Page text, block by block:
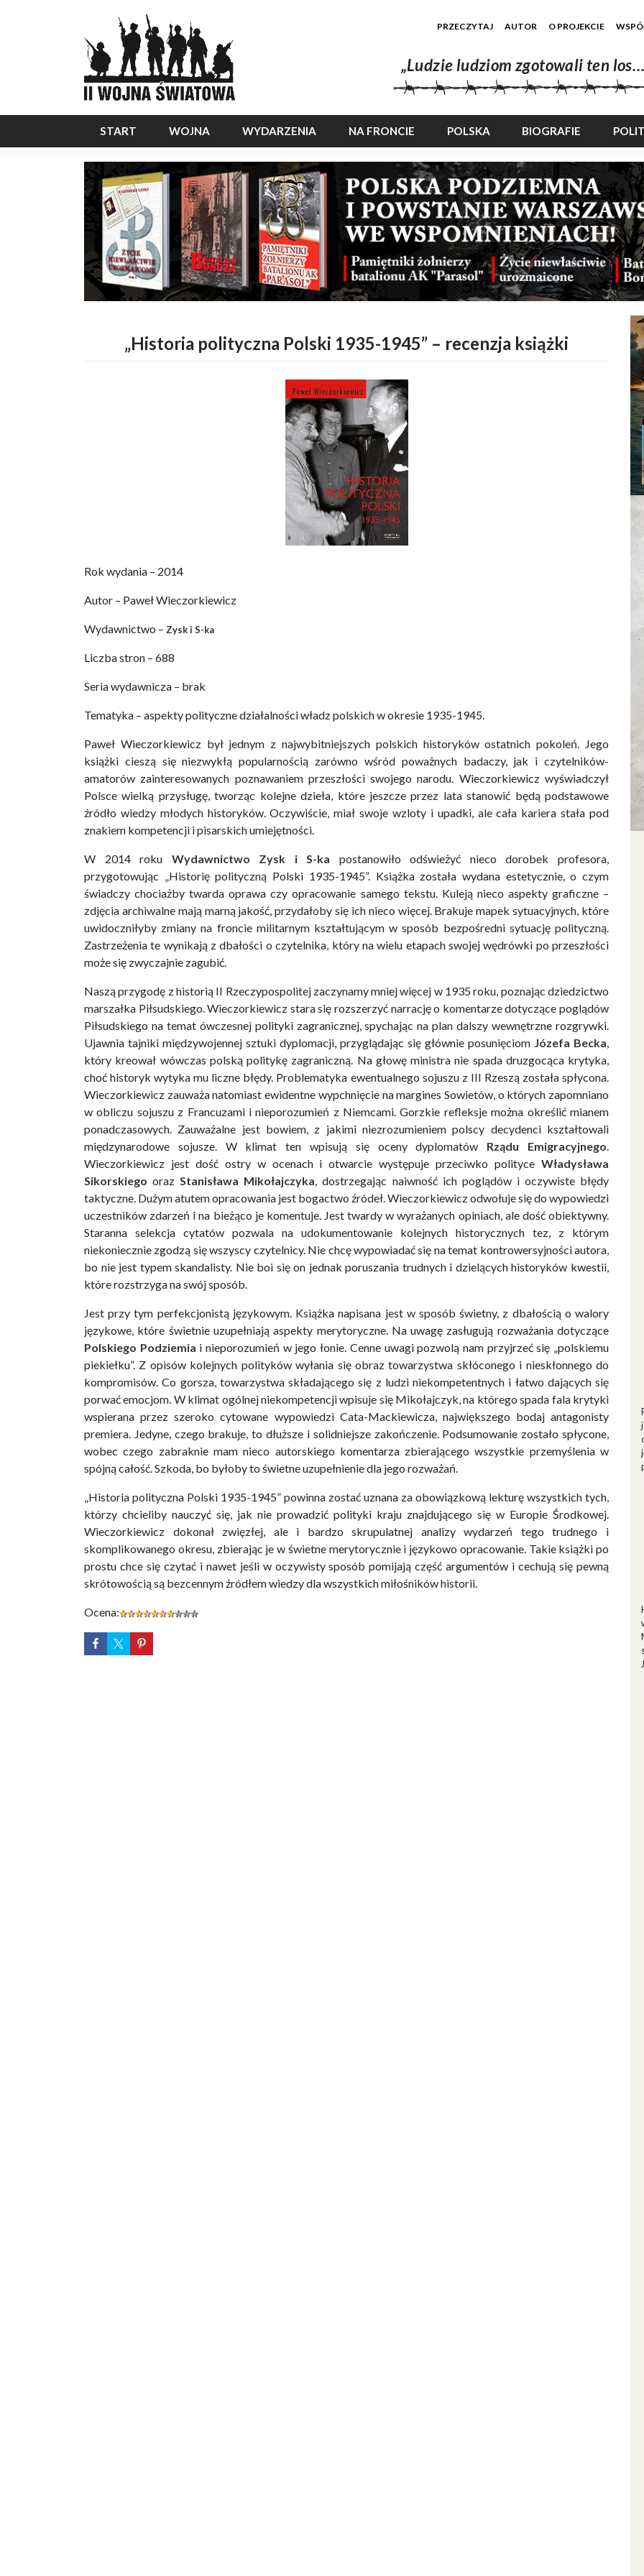
PRZECZYTAJ AUTOR O PROJEKCIE
„Ludzie ludziom zgotowali ten
START WOJNA WYDARZENIA NA FRONCIE POLSKA BIOGRAFIE
„Historia polityczna Polski 1935-1945” – recenzja książki
Rok wydania – 2014
Autor – Paweł Wieczorkiewicz
Wydawnictwo – Zysk i S-ka
Liczba stron – 688
Seria wydawnicza – brak
Tematyka – aspekty polityczne działalności władz polskich w okresie 1935-1945.
Paweł Wieczorkiewicz był jednym z najwybitniejszych polskich historyków ostatnich pokoleń. Jego
książki cieszą się niezwykłą popularnością zarówno wśród poważnych badaczy, jak i czytelników-
amatorów zainteresowanych poznawaniem przeszłości swojego narodu. Wieczorkiewicz wyświadczył
Polsce wielką przysługę, tworząc kolejne dzieła, które jeszcze przez lata stanowić będą podstawowe
źródło wiedzy młodych historyków. Oczywiście, miał swoje wzloty i upadki, ale cała kariera stała pod
znakiem kompetencji i pisarskich umiejętności.
W 2014 roku Wydawnictwo Zysk i S-ka postanowiło odświeżyć nieco dorobek profesora,
przygotowując „Historię polityczną Polski 1935-1945”. Książka została wydana estetycznie, o czym
świadczy chociażby twarda oprawa czy opracowanie samego tekstu. Kuleją nieco aspekty graficzne –
zdjęcia archiwalne mają marną jakość, przydałoby się ich nieco więcej. Brakuje mapek sytuacyjnych, które
uwidoczniłyby zmiany na froncie militarnym kształtującym w sposób bezpośredni sytuację polityczną.
Zastrzeżenia te wynikają z dbałości o czytelnika, który na wielu etapach swojej wędrówki po przeszłości
może się zwyczajnie zagubić.
Naszą przygodę z historią II Rzeczypospolitej zaczynamy mniej więcej w 1935 roku, poznając dziedzictwo
marszałka Piłsudskiego. Wieczorkiewicz stara się rozszerzyć narrację o komentarze dotyczące poglądów
Piłsudskiego na temat ówczesnej polityki zagranicznej, spychając na plan dalszy wewnętrzne rozgrywki.
Ujawnia tajniki międzywojennej sztuki dyplomacji, przyglądając się głównie posunięciom Józefa Becka,
który kreował wówczas polską politykę zagraniczną. Na głowę ministra nie spada druzgocąca krytyka,
choć historyk wytyka mu liczne błędy. Problematyka ewentualnego sojuszu z III Rzeszą została spłycona.
Wieczorkiewicz zauważa natomiast ewidentne wypchnięcie na margines Sowietów, o których zapomniano
w obliczu sojuszu z Francuzami i nieporozumień z Niemcami. Gorzkie refleksje można określić mianem
ponadczasowych. Zauważalne jest bowiem, z jakimi niezrozumieniem polscy decydenci kształtowali
międzynarodowe sojusze. W klimat ten wpisują się oceny dyplomatów Rządu Emigracyjnego.
Wieczorkiewicz jest dość ostry w ocenach i otwarcie występuje przeciwko polityce Władysława
Sikorskiego orazStanisława Mikołajczyka, dostrzegając naiwność ich poglądów i oczywiste błędy
taktyczne. Dużym atutem opracowania jest bogactwo źródeł. Wieczorkiewicz odwołuje się do wypowiedzi
uczestników zdarzeń i na bieżąco je komentuje. Jest twardy w wyrażanych opiniach, ale dość obiektywny.
Staranna selekcja cytatów pozwala na udokumentowanie kolejnych historycznych tez, z którym
niekoniecznie zgodzą się wszyscy czytelnicy. Nie chcę wypowiadać się na temat kontrowersyjności autora,
bo nie jest typem skandalisty. Nie boi się on jednak poruszania trudnych i dzielących historyków kwestii,
które rozstrzyga na swój sposób.
Jest przy tym perfekcjonistą językowym. Książka napisana jest w sposób świetny, z dbałością o walory
językowe, które świetnie uzupełniają aspekty merytoryczne. Na uwagę zasługują rozważania dotyczące
Polskiego Podziemia i nieporozumień w jego łonie. Cenne uwagi pozwolą nam przyjrzeć się „polskiemu
piekiełku”. Z opisów kolejnych polityków wyłania się obraz towarzystwa skłóconego i nieskłonnego do
kompromisów. Co gorsza, towarzystwa składającego się z ludzi niekompetentnych i łatwo dających się
porwać emocjom. W klimat ogólnej niekompetencji wpisuje się Mikołajczyk, na którego spada fala krytyki
wspierana przez szeroko cytowane wypowiedzi Cata-Mackiewicza, największego bodaj antagonisty
premiera. Jedyne, czego brakuje, to dłuższe i solidniejsze zakończenie. Podsumowanie zostało spłycone,
wobec czego zabraknie mam nieco autorskiego komentarza zbierającego wszystkie przemyślenia w
spójną całość. Szkoda, bo byłoby to świetne uzupełnienie dla jego rozważań.
„Historia polityczna Polski 1935-1945” powinna zostać uznana za obowiązkową lekturę wszystkich tych,
którzy chcieliby nauczyć się, jak nie prowadzić polityki kraju znajdującego się w Europie Środkowej.
Wieczorkiewicz dokonał zwięzłej, ale i bardzo skrupulatnej analizy wydarzeń tego trudnego i
skomplikowanego okresu, zbierając je w świetne merytorycznie i językowo opracowanie. Takie książki po
prostu chce się czytać i nawet jeśli w oczywisty sposób pomijają część argumentów i cechują się pewną
skrótowością są bezcennym źródłem wiedzy dla wszystkich miłośników historii.
Ocena: